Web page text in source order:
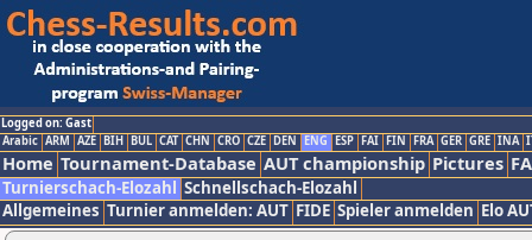
Logged on: Gast
Arabic ARM AZE BIH BUL CAT CHN CRO CZE DEN ENG ESP FAI FIN FRA GER GRE INA
Home Tournament-Database AUT championship Pictures
Turnierschach-Elozahl Schnellschach-Elozahl
Allgemeines Turnier anmelden: AUT FIDE Spieler anmelden Elo